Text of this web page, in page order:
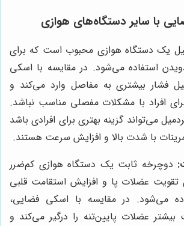
با سایر دستگاه‌های هوازی
یک دستگاه هوازی محبوب است که برای
استفاده می‌شود. در مقایسه با اسکی
فشار بیشتری به مفاصل وارد می‌کند و
افراد با مشکلات مفصلی مناسب نباشد.
می‌تواند گزینه بهتری برای افرادی باشد
با شدت بالا و افزایش سرعت هستند.
دوچرخه ثابت یک دستگاه هوازی کم‌ضرر
عضلات پا و افزایش استقامت قلبی
می‌شود. در مقایسه با اسکی فضایی،
بیشتر عضلات پایین‌تنه را درگیر می‌کند و